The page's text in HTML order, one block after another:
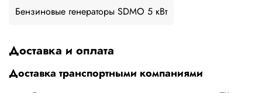
Бензиновые генераторы SDMO 5 кВт
Доставка и оплата
Доставка транспортными компаниями